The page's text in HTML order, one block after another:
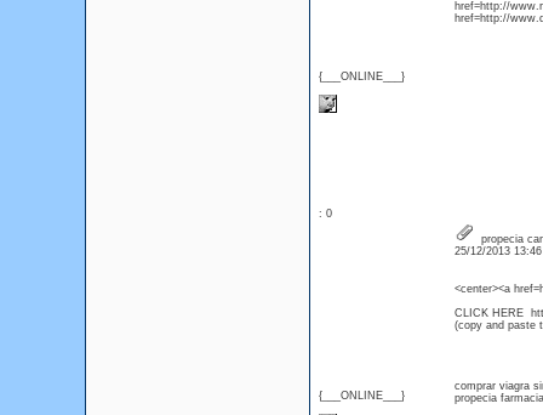
{___ONLINE___}
href=http://
href=http://
: 0
{___ONLINE___}
propecia
25/12/2013
<center><a
CLICK HERE
(copy and paste
comprar viagra
propecia